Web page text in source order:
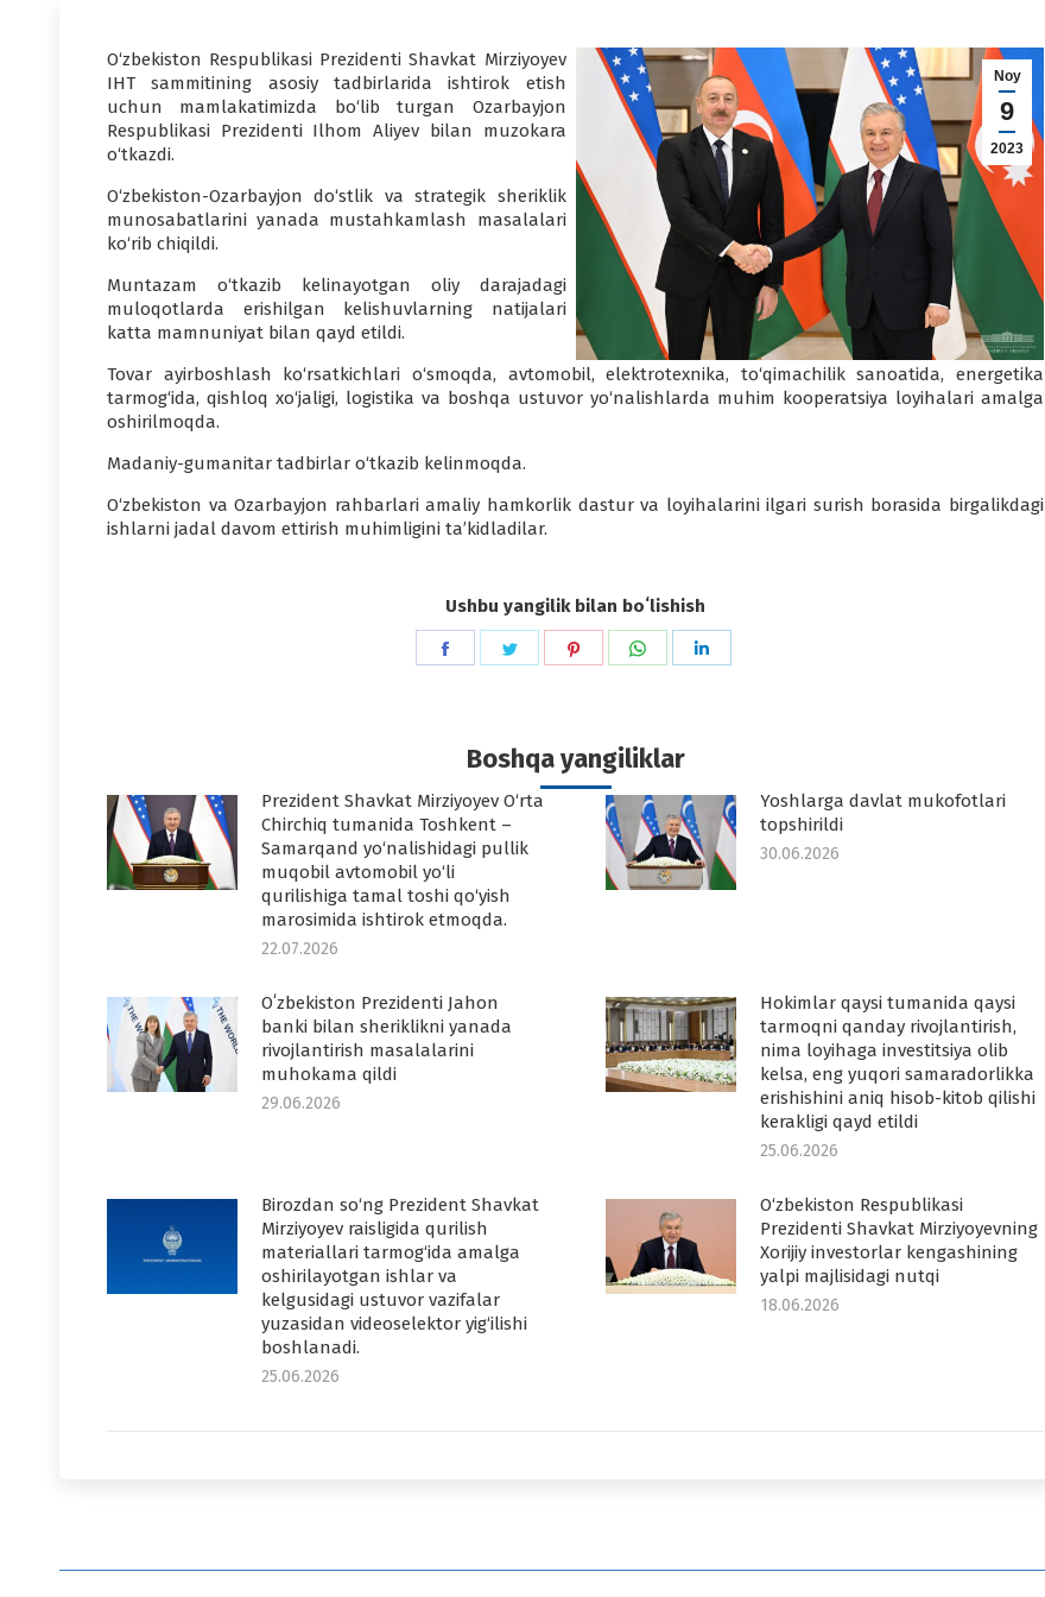
Noy
9
2023
O‘zbekiston Respublikasi Prezidenti Shavkat Mirziyoyev
IHT sammitining asosiy tadbirlarida ishtirok etish
uchun mamlakatimizda bo‘lib turgan Ozarbayjon
Respublikasi Prezidenti Ilhom Aliyev bilan muzokara
o‘tkazdi.
O‘zbekiston-Ozarbayjon do‘stlik va strategik sheriklik
munosabatlarini yanada mustahkamlash masalalari
ko‘rib chiqildi.
Muntazam o‘tkazib kelinayotgan oliy darajadagi
muloqotlarda erishilgan kelishuvlarning natijalari
katta mamnuniyat bilan qayd etildi.
Tovar ayirboshlash ko‘rsatkichlari o‘smoqda, avtomobil, elektrotexnika, to‘qimachilik sanoatida, energetika
tarmog‘ida, qishloq xo‘jaligi, logistika va boshqa ustuvor yo‘nalishlarda muhim kooperatsiya loyihalari amalga
oshirilmoqda.
Madaniy-gumanitar tadbirlar o‘tkazib kelinmoqda.
O‘zbekiston va Ozarbayjon rahbarlari amaliy hamkorlik dastur va loyihalarini ilgari surish borasida birgalikdagi
ishlarni jadal davom ettirish muhimligini ta’kidladilar.
Ushbu yangilik bilan boʻlishish
Share
Share
Share
Share
Boshqa yangiliklar
Prezident Shavkat Mirziyoyev O‘rta
Chirchiq tumanida Toshkent –
Samarqand yo‘nalishidagi pullik
muqobil avtomobil yo‘li
qurilishiga tamal toshi qo‘yish
marosimida ishtirok etmoqda.
22.07.2026
Yoshlarga davlat mukofotlari
topshirildi
30.06.2026
Oʻzbekiston Prezidenti Jahon
banki bilan sheriklikni yanada
rivojlantirish masalalarini
muhokama qildi
29.06.2026
Hokimlar qaysi tumanida qaysi
tarmoqni qanday rivojlantirish,
nima loyihaga investitsiya olib
kelsa, eng yuqori samaradorlikka
erishishini aniq hisob-kitob qilishi
kerakligi qayd etildi
25.06.2026
Birozdan so‘ng Prezident Shavkat
Mirziyoyev raisligida qurilish
materiallari tarmog‘ida amalga
oshirilayotgan ishlar va
kelgusidagi ustuvor vazifalar
yuzasidan videoselektor yig‘ilishi
boshlanadi.
25.06.2026
O‘zbekiston Respublikasi
Prezidenti Shavkat Mirziyoyevning
Xorijiy investorlar kengashining
yalpi majlisidagi nutqi
18.06.2026